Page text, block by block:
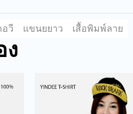
วี แขนยยาว เสื้อพิมพ์ลาย
ง